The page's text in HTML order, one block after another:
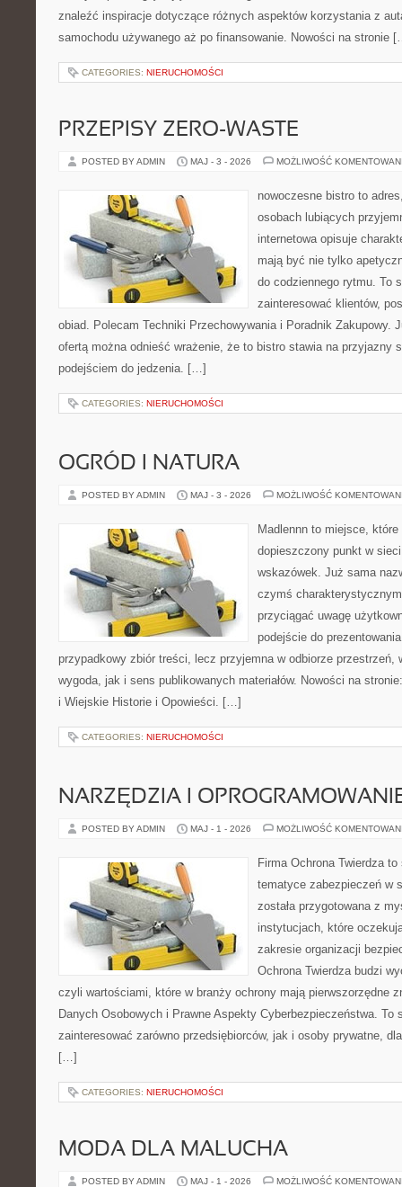
znaleźć inspiracje dotyczące różnych aspektów korzystania z
samochodu używanego aż po finansowanie. Nowości na stronie
CATEGORIES: NIERUCHOMOŚCI
PRZEPISY ZERO-WASTE
POSTED BY ADMIN MAJ - 3 - 2026 MOŻLIWOŚĆ
nowoczesne bistro to
osobach lubiących
internetowa opisuje
mają być nie tylko
do codziennego rytmu. To
zainteresować klientów,
obiad. Polecam Techniki Przechowywania i Poradnik Zakupowy.
ofertą można odnieść wrażenie, że to bistro stawia na przyjazny
podejściem do jedzenia. […]
CATEGORIES: NIERUCHOMOŚCI
OGRÓD I NATURA
POSTED BY ADMIN MAJ - 3 - 2026 MOŻLIWOŚĆ
Madlennn to miejsce,
dopieszczony punkt w
wskazówek. Już sama
czymś
przyciągać uwagę
podejście do
przypadkowy zbiór treści, lecz przyjemna w odbiorze przestrzeń,
wygoda, jak i sens publikowanych materiałów. Nowości na
i Wiejskie Historie i Opowieści. […]
CATEGORIES: NIERUCHOMOŚCI
NARZĘDZIA I
POSTED BY ADMIN MAJ - 1 - 2026 MOŻLIWOŚĆ
Firma Ochrona Twierdza
tematyce zabezpieczeń w
została przygotowana z
instytucjach, które
zakresie organizacji
Ochrona Twierdza budzi
czyli wartościami, które w branży ochrony mają pierwszorzędne
Danych Osobowych i Prawne Aspekty Cyberbezpieczeństwa. To
zainteresować zarówno przedsiębiorców, jak i osoby prywatne,
[…]
CATEGORIES: NIERUCHOMOŚCI
MODA DLA MALUCHA
POSTED BY ADMIN MAJ - 1 - 2026 MOŻLIWOŚĆ